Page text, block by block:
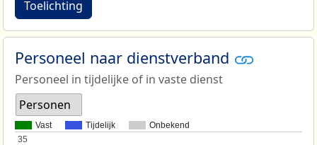
Toelichting
Personeel naar dienstverband
Personeel in tijdelijke of in vaste dienst
Personen
Vast Tijdelijk Onbekend
35
35